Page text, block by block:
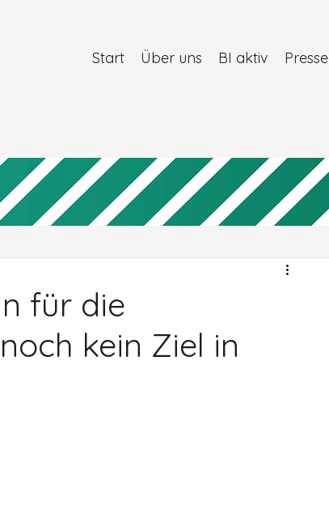
Start Über uns BI aktiv Presse
für die
kein Ziel in